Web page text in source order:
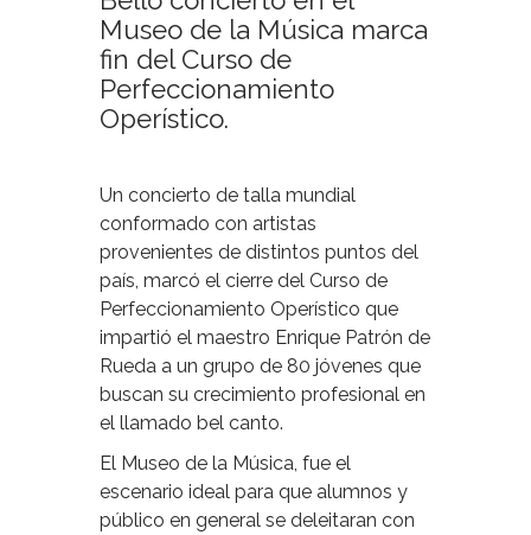
Museo de la Música marca
fin del Curso de
Perfeccionamiento
Operístico.
Un concierto de talla mundial
conformado con artistas
provenientes de distintos puntos del
país, marcó el cierre del Curso de
Perfeccionamiento Operístico que
impartió el maestro Enrique Patrón de
Rueda a un grupo de 80 jóvenes que
buscan su crecimiento profesional en
el llamado bel canto.
El Museo de la Música, fue el
escenario ideal para que alumnos y
público en general se deleitaran con